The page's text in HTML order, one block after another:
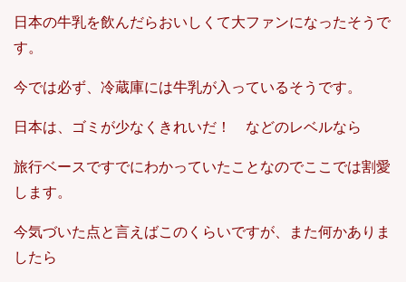
日本の牛乳を飲んだらおいしくて大ファンになったそうで
す。
今では必ず、冷蔵庫には牛乳が入っているそうです。
日本は、ゴミが少なくきれいだ！ などのレベルなら
旅行ベースですでにわかっていたことなのでここでは割愛
します。
今気づいた点と言えばこのくらいですが、また何かありま
したら